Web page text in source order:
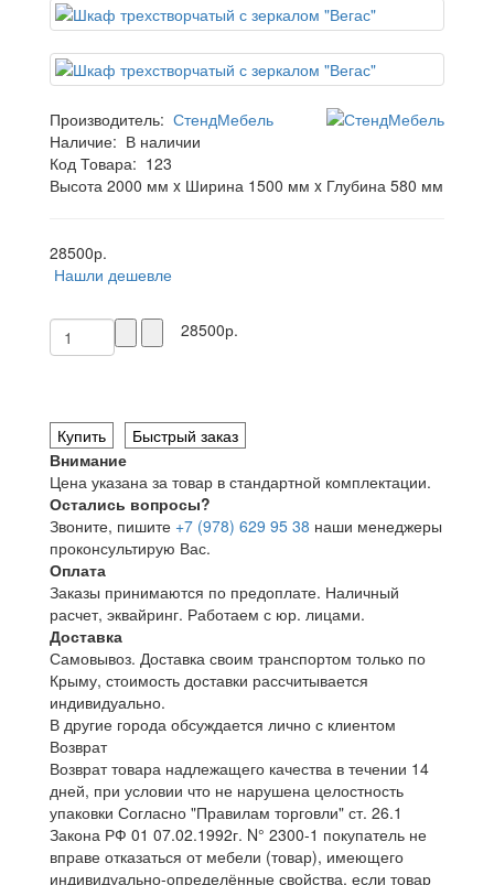
Производитель: СтендМебель
Наличие: В наличии
Код Товара: 123
Высота 2000 мм x Ширина 1500 мм x Глубина 580 мм
28500р.
Нашли дешевле
28500р.
Купить
Быстрый заказ
Внимание
Цена указана за товар в стандартной комплектации.
Остались вопросы?
Звоните, пишите +7 (978) 629 95 38 наши менеджеры
проконсультирую Вас.
Оплата
Заказы принимаются по предоплате. Наличный
расчет, эквайринг. Работаем с юр. лицами.
Доставка
Самовывоз. Доставка своим транспортом только по
Крыму, стоимость доставки рассчитывается
индивидуально.
В другие города обсуждается лично с клиентом
Возврат
Возврат товара надлежащего качества в течении 14
дней, при условии что не нарушена целостность
упаковки Согласно "Правилам торговли" ст. 26.1
Закона РФ 01 07.02.1992г. N° 2300-1 покупатель не
вправе отказаться от мебели (товар), имеющего
индивидуально-определённые свойства, если товар